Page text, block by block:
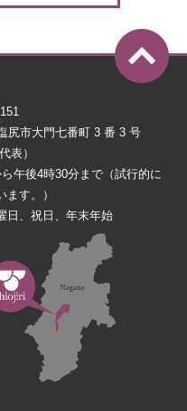
尻市大門七番町 3 番 3 号
表）
午後4時30分まで（試行的に
す。）
日、祝日、年末年始